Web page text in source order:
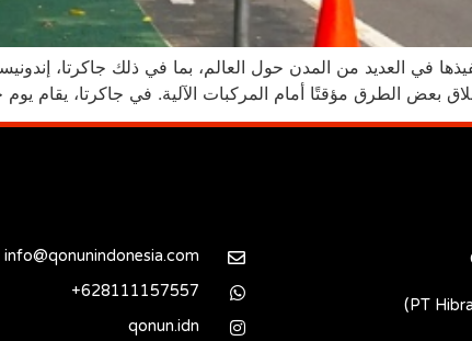
في العديد من المدن حول العالم، بما في ذلك جاكرتا،
بعض الطرق مؤقتًا أمام المركبات الآلية. في جاكرتا، يقام
info@qonunindonesia.com
628111157557+
qonun.idn